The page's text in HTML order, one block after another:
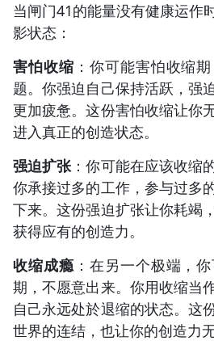
当闸门41的能量没有健康运作
影状态：
害怕收缩 ：你可能害怕收缩
题。你强迫自己保持活跃，强
更加疲惫。这份害怕收缩让你
进入真正的创造状态。
强迫扩张：你可能在应该收缩
你承接过多的工作，参与过多
下来。这份强迫扩张让你耗竭
获得应有的创造力。
收缩成瘾：在另一个极端，
期，不愿意出来。你用收缩当
自己永远处於退缩的状态。这
世界的连结，也让你的创造力